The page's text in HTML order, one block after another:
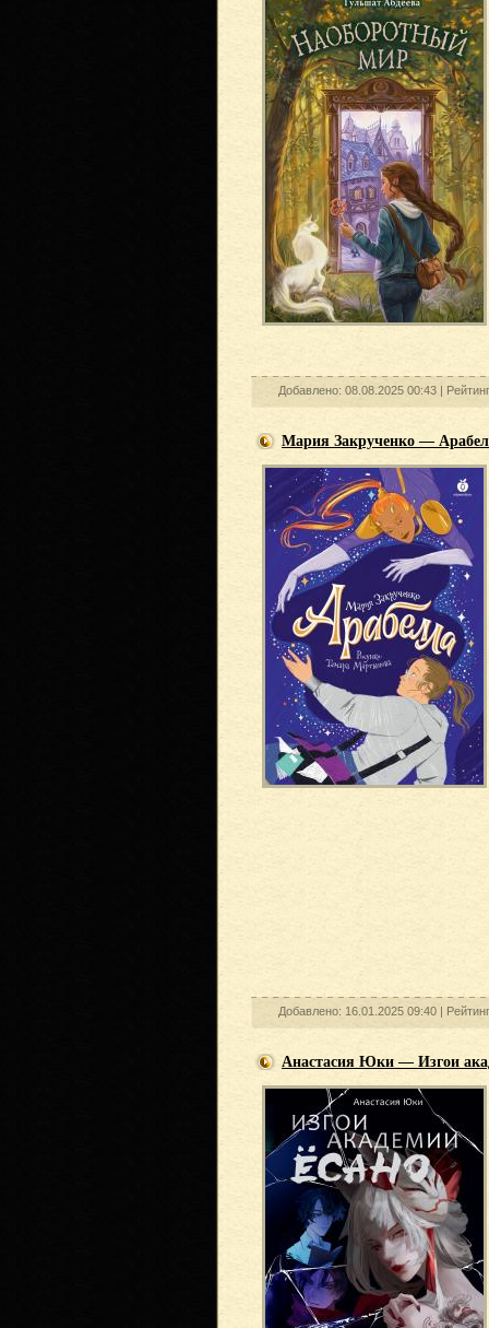
Добавлено: 08.08.2025 00:43 |
Мария Закрученко —
Добавлено: 16.01.2025 09:40 |
Анастасия Юки — Изгои